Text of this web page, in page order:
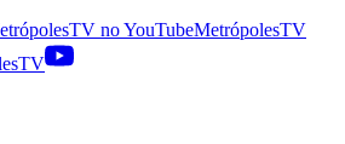
noYouTubeMetrópolesTV